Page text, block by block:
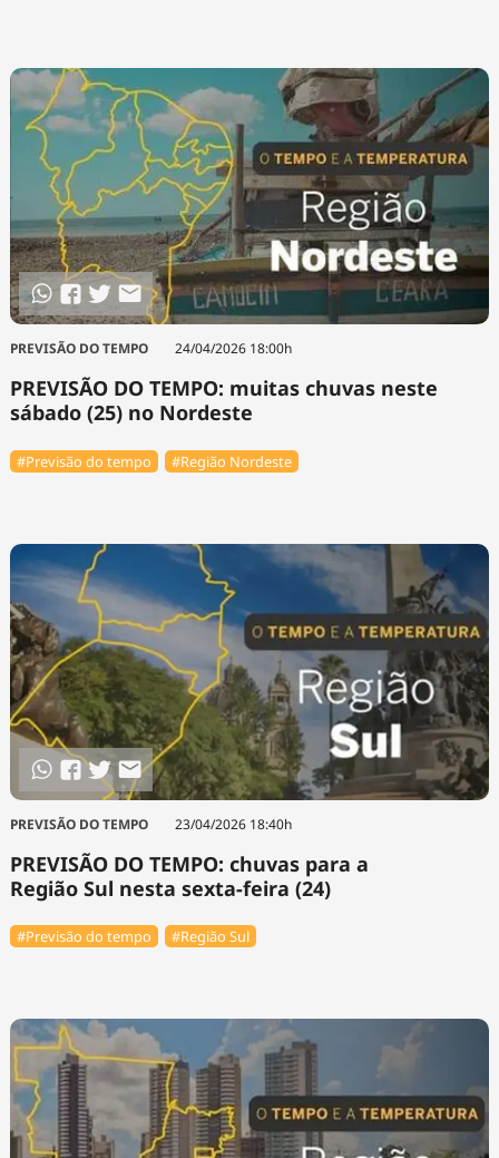
PREVISÃO DO TEMPO 24/04/2026 18:00h
PREVISÃO DO TEMPO: muitas chuvas neste
sábado (25) no Nordeste
#Previsão do tempo #Região Nordeste
PREVISÃO DO TEMPO 23/04/2026 18:40h
PREVISÃO DO TEMPO: chuvas para a
Região Sul nesta sexta-feira (24)
#Previsão do tempo #Região Sul